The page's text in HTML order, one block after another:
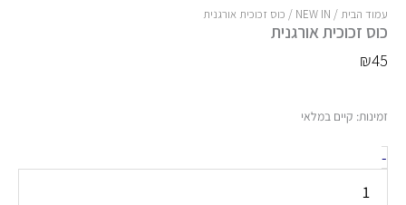
עמוד הבית /
NEW IN / כוס זכוכית אורגנית
כוס זכוכית אורגנית
₪45
זמינות: קיים במלאי
-
כמות
כוס
זכוכית
אורגנית